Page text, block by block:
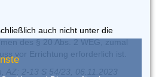
auch nicht unter die
des § 20 Abs. 2 WEG, zumal
vor Errichtung erforderlich ist.
AZ: 2-13 S 54/23, 06.11.2023